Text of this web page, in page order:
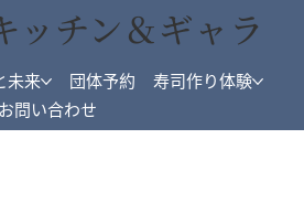
未来 団体予約
寿司作り体験
お問い合わせ
ッチン＆ギャラ